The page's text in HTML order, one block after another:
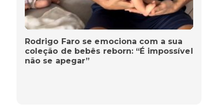
Rodrigo Faro se emociona com a sua
coleção de bebês reborn: “É impossível
não se apegar”